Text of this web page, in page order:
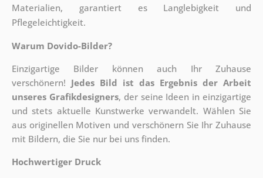
Materialien, garantiert es Langlebigkeit und
Pflegeleichtigkeit.
Warum Dovido-Bilder?
Einzigartige Bilder können auch Ihr Zuhause
verschönern! Jedes Bild ist das Ergebnis der Arbeit
unseres Grafikdesigners, der seine Ideen in einzigartige
und stets aktuelle Kunstwerke verwandelt. Wählen Sie
aus originellen Motiven und verschönern Sie Ihr Zuhause
mit Bildern, die Sie nur bei uns finden.
Hochwertiger Druck